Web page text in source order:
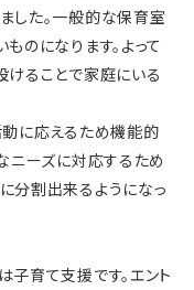
した。一般的な保育室
のになります。よって
けることで家庭にいる
動に応えるため機能的
ニーズに対応するため
分割出来るようになっ
育て支援です。エント